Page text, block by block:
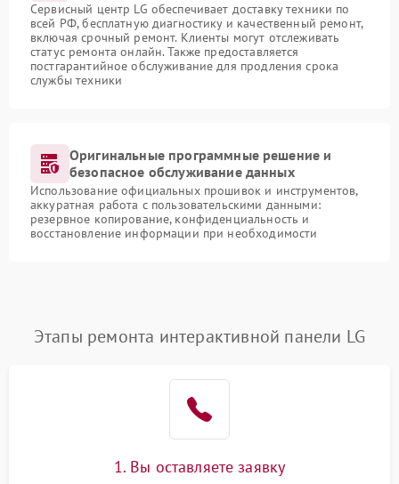
Сервисный центр LG обеспечивает доставку техники по
всей РФ, бесплатную диагностику и качественный ремонт,
включая срочный ремонт. Клиенты могут отслеживать
статус ремонта онлайн. Также предоставляется
постгарантийное обслуживание для продления срока
службы техники
Оригинальные программные решение и
безопасное обслуживание данных
Использование официальных прошивок и инструментов,
аккуратная работа с пользовательскими данными:
резервное копирование, конфиденциальность и
восстановление информации при необходимости
Этапы ремонта интерактивной панели LG
1. Вы оставляете заявку